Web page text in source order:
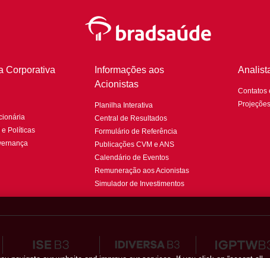
Corporativa
e Políticas
Informações aos
Acionistas
Planilha Interativa
Central de Resultados
Formulário de Referência
Publicações CVM e ANS
Calendário de Eventos
Remuneração aos Acionistas
Simulador de Investimentos
Contatos